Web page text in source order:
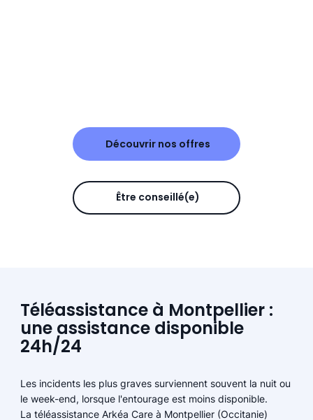
Découvrir nos offres
Être conseillé(e)
Téléassistance à Montpellier :
une assistance disponible
24h/24
Les incidents les plus graves surviennent souvent la nuit ou
le week-end, lorsque l'entourage est moins disponible.
La téléassistance Arkéa Care à Montpellier (Occitanie)